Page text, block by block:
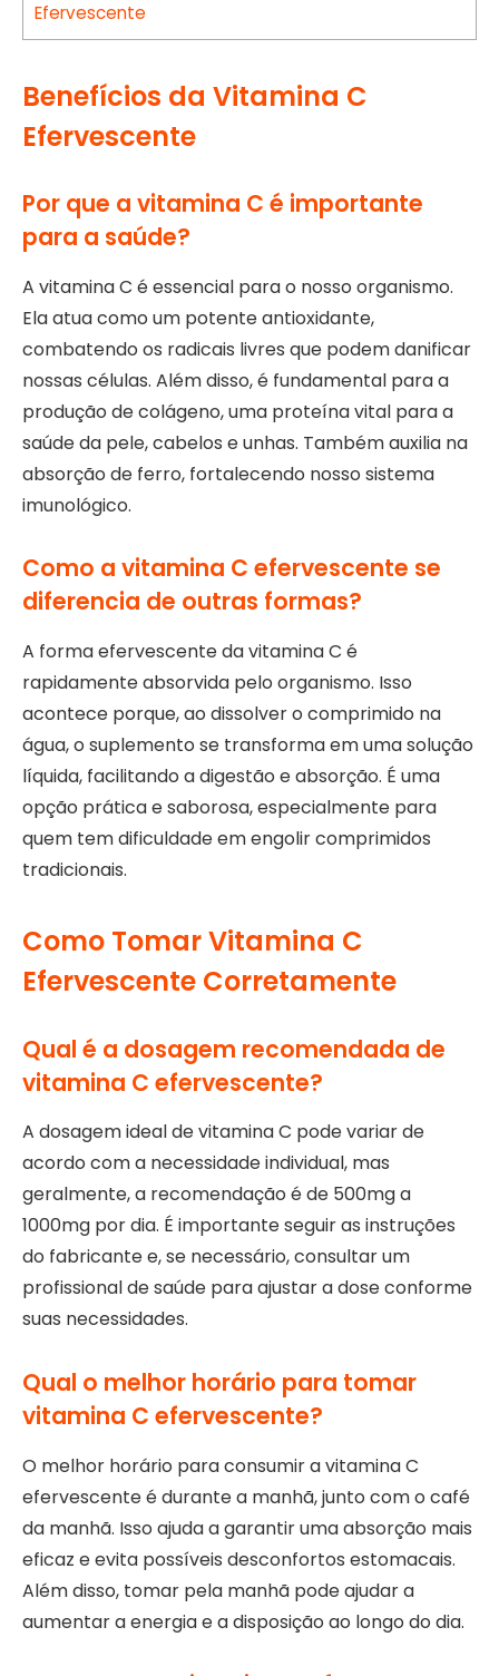
Efervescente
Benefícios da Vitamina C
Efervescente
Por que a vitamina C é importante
para a saúde?
A vitamina C é essencial para o nosso organismo.
Ela atua como um potente antioxidante,
combatendo os radicais livres que podem danificar
nossas células. Além disso, é fundamental para a
produção de colágeno, uma proteína vital para a
saúde da pele, cabelos e unhas. Também auxilia na
absorção de ferro, fortalecendo nosso sistema
imunológico.
Como a vitamina C efervescente se
diferencia de outras formas?
A forma efervescente da vitamina C é
rapidamente absorvida pelo organismo. Isso
acontece porque, ao dissolver o comprimido na
água, o suplemento se transforma em uma solução
líquida, facilitando a digestão e absorção. É uma
opção prática e saborosa, especialmente para
quem tem dificuldade em engolir comprimidos
tradicionais.
Como Tomar Vitamina C
Efervescente Corretamente
Qual é a dosagem recomendada de
vitamina C efervescente?
A dosagem ideal de vitamina C pode variar de
acordo com a necessidade individual, mas
geralmente, a recomendação é de 500mg a
1000mg por dia. É importante seguir as instruções
do fabricante e, se necessário, consultar um
profissional de saúde para ajustar a dose conforme
suas necessidades.
Qual o melhor horário para tomar
vitamina C efervescente?
O melhor horário para consumir a vitamina C
efervescente é durante a manhã, junto com o café
da manhã. Isso ajuda a garantir uma absorção mais
eficaz e evita possíveis desconfortos estomacais.
Além disso, tomar pela manhã pode ajudar a
aumentar a energia e a disposição ao longo do dia.